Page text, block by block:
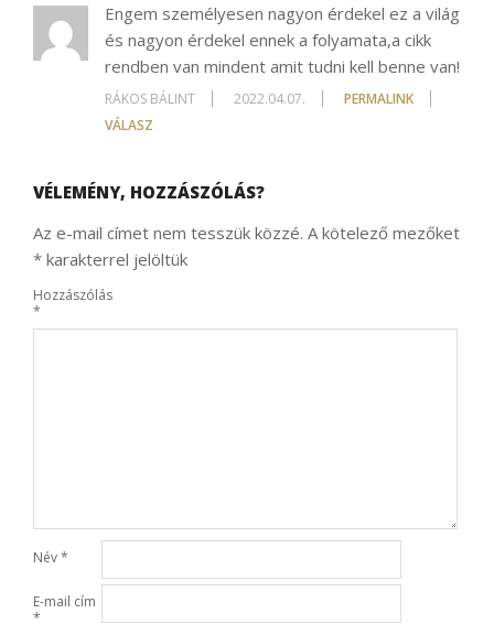
Engem személyesen nagyon érdekel ez a világ
és nagyon érdekel ennek a folyamata,a cikk
rendben van mindent amit tudni kell benne van!
RÁKOS BÁLINT 2022.04.07.
PERMALINK
VÁLASZ
VÉLEMÉNY, HOZZÁSZÓLÁS?
Az e-mail címet nem tesszük közzé. A kötelező mezőket
* karakterrel jelöltük
Hozzászólás
*
Név*
E-mail cím
*